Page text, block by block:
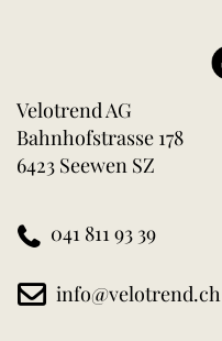
Velotrend AG
Bahnhofstrasse 178
6423 Seewen SZ
041 811 93 39
info@velotrend.ch